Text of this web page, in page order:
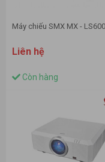
Máy chiếu SMX MX -
Liên hệ
Còn hàng